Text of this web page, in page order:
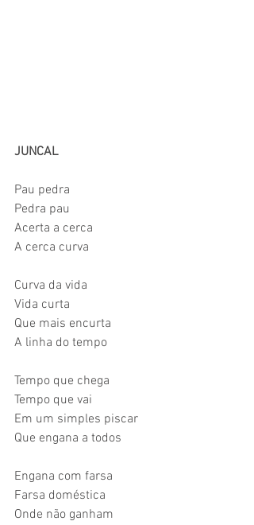
JUNCAL
Pau pedra
Pedra pau
Acerta a cerca
A cerca curva
Curva da vida
Vida curta
Que mais encurta
A linha do tempo
Tempo que chega
Tempo que vai
Em um simples piscar
Que engana a todos
Engana com farsa
Farsa doméstica
Onde não ganham